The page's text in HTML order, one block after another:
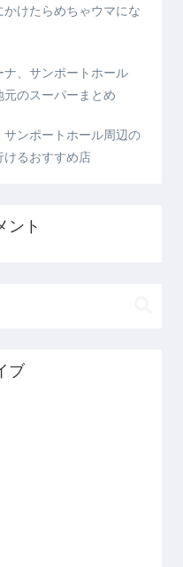
けたらめちゃウマにな
ナ、サンポートホール
のスーパーまとめ
サンポートホール周辺の
けるおすすめ店
ント
ブ